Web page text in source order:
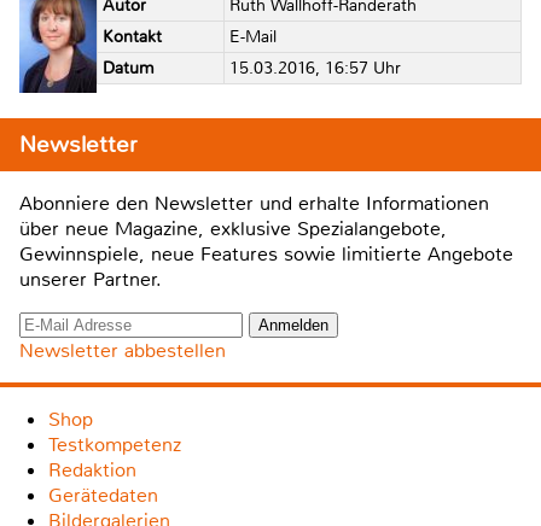
Autor
Ruth Wallhoff-Randerath
Kontakt
E-Mail
Datum
15.03.2016, 16:57 Uhr
Newsletter
Abonniere den Newsletter und erhalte Informationen
über neue Magazine, exklusive Spezialangebote,
Gewinnspiele, neue Features sowie limitierte Angebote
unserer Partner.
Newsletter abbestellen
Shop
Testkompetenz
Redaktion
Gerätedaten
Bildergalerien